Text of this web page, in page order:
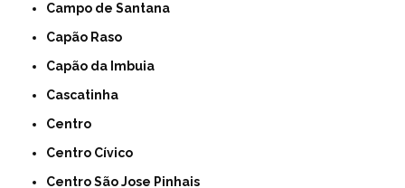
Campo de Santana
Capão Raso
Capão da Imbuia
Cascatinha
Centro
Centro Cívico
Centro São Jose Pinhais